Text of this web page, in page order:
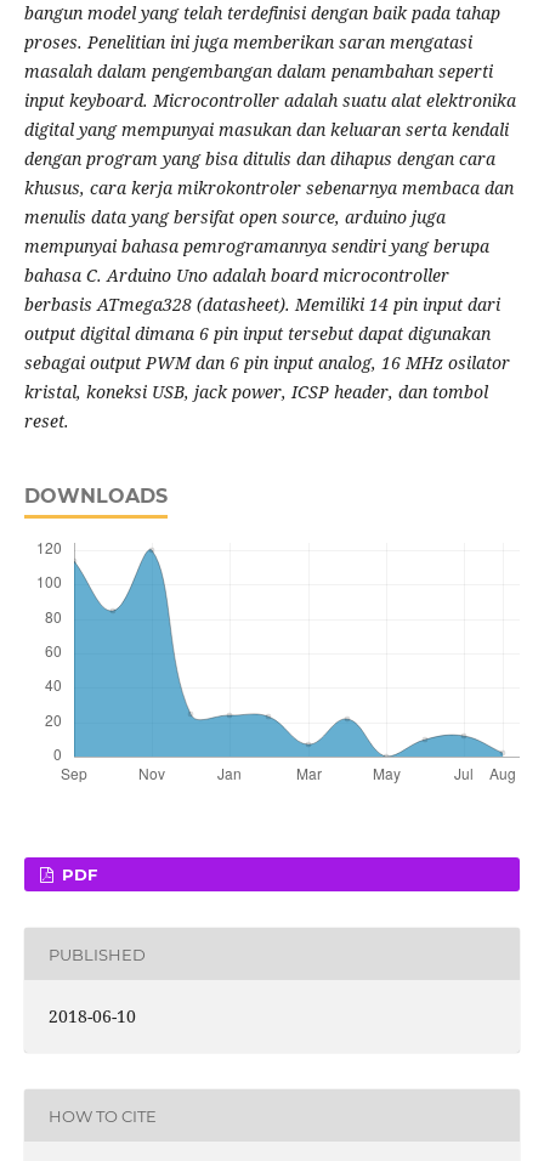
bangun model yang telah terdefinisi dengan baik pada tahap
proses. Penelitian ini juga memberikan saran mengatasi
masalah dalam pengembangan dalam penambahan seperti
input keyboard. Microcontroller adalah suatu alat elektronika
digital yang mempunyai masukan dan keluaran serta kendali
dengan program yang bisa ditulis dan dihapus dengan cara
khusus, cara kerja mikrokontroler sebenarnya membaca dan
menulis data yang bersifat open source, arduino juga
mempunyai bahasa pemrogramannya sendiri yang berupa
bahasa C. Arduino Uno adalah board microcontroller
berbasis ATmega328 (datasheet). Memiliki 14 pin input dari
output digital dimana 6 pin input tersebut dapat digunakan
sebagai output PWM dan 6 pin input analog, 16 MHz osilator
kristal, koneksi USB, jack power, ICSP header, dan tombol
reset.
DOWNLOADS
PDF
PUBLISHED
2018-06-10
HOW TO CITE